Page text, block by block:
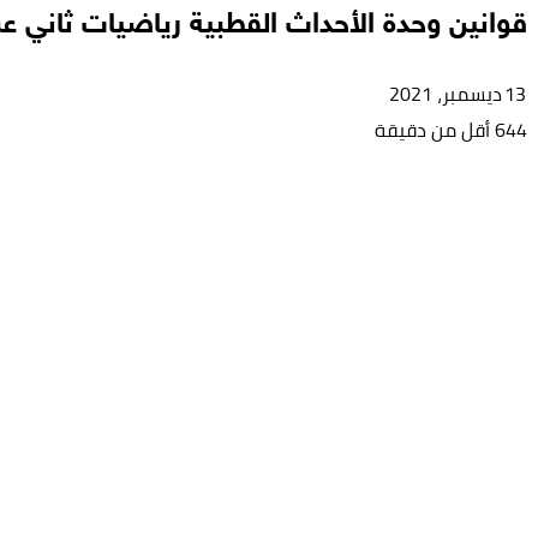
قوانين وحدة الأحداث القطبية رياضيات ثاني
13 ديسمبر، 2021
644أقل من دقيقة